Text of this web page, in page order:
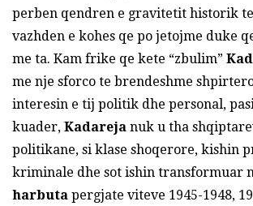
perben qendren e gravitetit historik
vazhden e kohes qe po jetojme duke
me ta. Kam frike qe kete “zbulim”
me nje sforco te brendeshme
interesin e tij politik dhe personal,
kuader, Kadareja nuk u tha
politikane, si klase shoqerore, kishin
kriminale dhe sot ishin transformuar
harbuta pergjate viteve 1945-1948,